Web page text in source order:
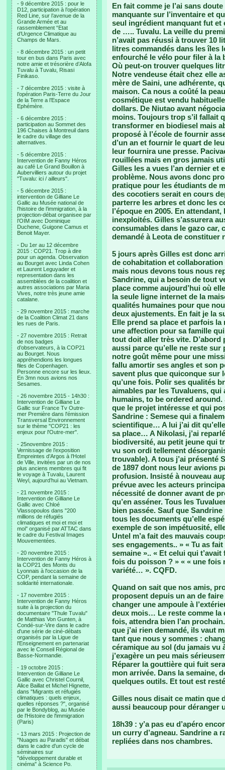
- 9 décembre 2015 : pour le
D12, participation à l’opération
Red Line, sur l’avenue de la
Grande Armée et au
rassemblement “Etat
d’Urgence Climatique au
Champs de Mars.
- 8 décembre 2015 : un petit
tour en bus dans Paris avec
notre amie et trésorière d’Alofa
Tuvalu à Tuvalu, Risasi
Finikaso.
- 7 décembre 2015 : visite à
l’opération Paris-Terre du Jour
de la Terre a l’Espace
Ephémère.
- 6 décembre 2015 :
participation au Sommet des
196 Chaises à Montreuil dans
le cadre du village des
alternatives.
- 5 décembre 2015 :
Intervention de Fanny Héros
au café Le Grand Bouillon à
Aubervilliers autour du projet
"Tuvalu: ici / ailleurs".
- 5 décembre 2015 :
intervention de Gilliane Le
Gallic au Musée national de
l’histoire de l’immigration, à la
projection-débat organisee par
l’OIM avec Dominique
Duchene, Guigone Camus et
Benoit Mayer.
- Du 1er au 12 décembre
2015 : COP21. Trop à dire
pour un agenda. Observation
au Bourget avec Linda Cohen
et Laurent Leguyader et
representation dans les
assemblées de la coalition et
autres associations par Maria
Vives, notre très jeune amie
catalane.
- 29 novembre 2015 : marche
de la Coalition Climat 21 dans
les rues de Paris.
- 27 novembre 2015 : Retrait
de nos badges
d’observateurs, à la COP21
au Bourget. Nous
appréhendions les longues
files de Copenhagen.
Personne encore sur les lieux.
En 3mn nous avions nos
Sesames.
- 26 novembre 2015 - 14h30 :
Intervention de Gilliane Le
Gallic sur France Tv Outre-
mer Première dans l'émission
Transversal Environnement
sur le thème "COP21 : les
enjeux pour l'Outre-mer".
- 25novembre 2015 :
Vernissage de l’exposition
Empreintes d’Argos à l’Hotel
de Ville, invitées par un de nos
plus anciens membres qui fit
le voyage à Tuvalu, Laurent
Weyl, aujourd’hui au Vietnam.
- 21 novembre 2015 :
Intervention de Gilliane Le
Gallic avec Chloé
Vlassopoulos dans "200
millions de réfugiés
climatiques et moi et moi et
moi" organisé par ATTAC dans
le cadre du Festival Images
Mouvementées.
- 20 novembre 2015 :
Intervention de Fanny Héros à
la COP21 des Monts du
Lyonnais à l'occasion de la
COP, pendant la semaine de
solidarité internationale.
- 17 novembre 2015 :
Intervention de Fanny Héros
suite à la projection du
documentaire "Thule Tuvalu"
de Matthias Von Gunten, à
Condé-sur-Vire dans le cadre
d'une série de ciné-débats
organisés par la Ligue de
l'Enseignement en partenariat
avec le Conseil Régional de
Basse-Normandie.
- 19 octobre 2015 :
Intervention de Gilliane Le
Gallic avec Christel Cournil,
Alice Baillat et Michel Hignette,
dans "Migrants et réfugiés
climatiques : quels enjeux,
quelles réponses ?", organisé
par le Bondyblog, au Musée
de l'Histoire de l'immigration
(Paris)
- 13 mars 2015 : Projection de
"Nuages au Paradis" et débat
dans le cadre d'un cycle de
séminaires sur
"développement durable et
cinéma" à Science Po.
En fait comme je l’ai sans
manquante sur l’inventaire et
seul ingrédient manquant fut et
de ….. Tuvalu. La veille du
n’avait pas réussi à trouver 10
litres commandés dans les îles
enfourché le vélo pour filer à la
Où peut-on trouver quelques
Notre vendeuse était chez elle
mère de Saini, une adhérente,
maison. Ca nous a coûté la
cosmétique est vendu
dollars. De Niutao avant
moins. Toujours trop s’il fallait
transformer en biodiesel mais
proposé à l’école de fournir
d’un an et fournir le quart de
leur fournira une presse.
rouillées mais en gros jamais
Gilles les a vues l’an dernier et
problème. Nous avons donc
pratique pour les étudiants de
des cocotiers serait en cours
parterre les arbres et donc les
l’époque en 2005. En
inexploités. Gilles s’assurera
consumables dans le gazo car,
demandé à Leota de constituer
5 jours après Gilles est donc
de cohabitation et
mais nous devons tous nous
Sandrine, qui a besoin de tout
place comme aujourd’hui où
la seule ligne internet de la
qualités humaines pour que
deux ajustements. En fait je la
Elle prend sa place et parfois la
une affection pour sa famille
tout doit aller très vite. D’abord
aussi parce qu’elle ne reste
notre goût même pour une
fallu amortir ses angles et son
savent plus que quiconque sur
qu’une fois. Polir ses qualités
aimables par les Tuvaluens,
humains, to be ordered
que le projet intéresse et qui
Sandrine : Semese qui a
scientifique… A lui j’ai dit
sa place… A Nikolasi, j’ai
biodiversité, au petit jeune qui
vu son ordi tellement
trouvable). A tous j’ai présenté
de 1897 dont nous leur avions
profusion. Insisté à nouveau
prévue avec les acteurs
nécessité de donner avant de
qu’en asséner. Tous les
bien passée. Sauf que
tous les documents qu’elle
exemple de son impétuosité,
Untel m’a fait des mauvais
ses engagements.. » « Tu as
semaine ».. « Et celui qui
fois du poisson ? » « « une fois
variété… ». CQFD.
Quand on sait que nos amis,
proposent depuis un an de
changer une ampoule à
deux mois… Le reste comme la
fois, attendra bien l’an
que j’ai rien demandé, ils vaut
tant que nous y sommes :
céramique au sol (du jamais
j’exagère un peu mais
Réparer la gouttière qui fuit
mon arrivée. Dans la semaine,
quelques outils. Et tout est resté
Gilles nous disait ce matin que
aussi beaucoup pour déranger
18h39 : y’a pas eu d’apéro
un curry d’agneau. Sandrine a
repliées dans nos chambres.